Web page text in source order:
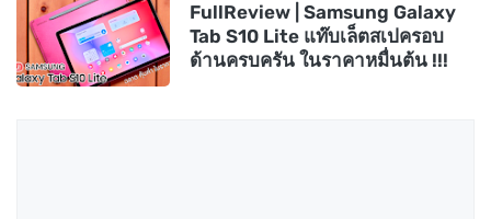
FullReview | Samsung Galaxy
Tab S10 Lite แท๊บเล็ตสเปครอบ
ด้านครบครัน ในราคาหมื่นต้น !!!